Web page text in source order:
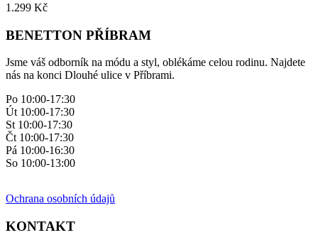
1.299 Kč
BENETTON PŘÍBRAM
Jsme váš odborník na módu a styl, oblékáme celou rodinu. Najdete
nás na konci Dlouhé ulice v Příbrami.
Po 10:00-17:30
Út 10:00-17:30
St 10:00-17:30
Čt 10:00-17:30
Pá 10:00-16:30
So 10:00-13:00
Ochrana osobních údajů
KONTAKT